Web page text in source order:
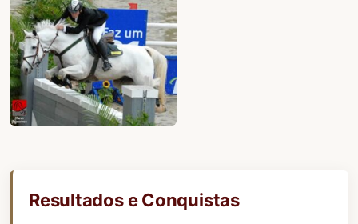
Resultados e Conquistas